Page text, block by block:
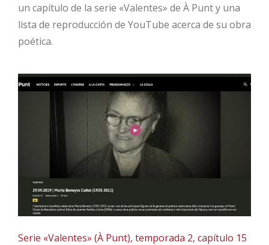
un capítulo de la serie «Valentes» de À Punt y una
lista de reproducción de YouTube acerca de su obra
poética.
Serie «Valentes» (À Punt), temporada 2, capítulo 15